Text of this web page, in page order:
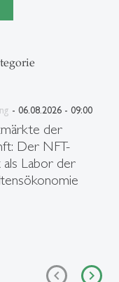
- 06.08.2026 - 09:00
der
Der NFT-
Labor der